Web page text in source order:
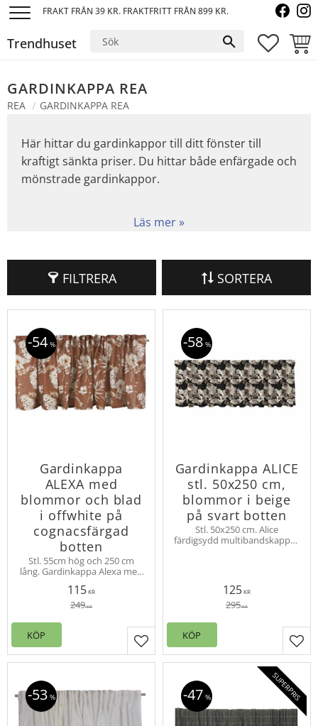
FRAKT FRÅN 39 KR. FRAKTFRITT FRÅN 899 KR.
Trendhuset
GARDINKAPPA REA
REA GARDINKAPPA REA
Här hittar du gardinkappor till ditt fönster till
kraftigt sänkta priser. Du hittar både enfärgade och
mönstrade gardinkappor.
FILTRERA SORTERA
Gardinkappa
ALEXA med
blommor och blad
i offwhite på
cognacsfärgad
botten
Stl. 55cm hög och 250 cm
lång. Gardinkappa Alexa med
Slubeffekt i tyget för fin
struktur. Multiband upptill.
115KR
249KR
54 %
Lägg till i favoriter
KÖP
Gardinkappa ALICE
stl. 50x250 cm,
blommor i beige
på svart botten
Stl. 50x250 cm. Alice
färdigsydd multibandskappa i
125KR
295KR
58 %
KÖP
53 % 47 % SUPERPRIS